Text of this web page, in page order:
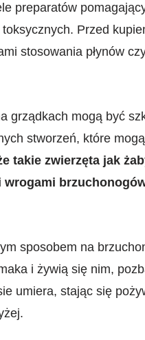
preparatów
Przed
stosowania płynów
grządkach mogą być
stworzeń, które
takie zwierzęta jak
sposobem na
i żywią się nim,
umiera, stając się